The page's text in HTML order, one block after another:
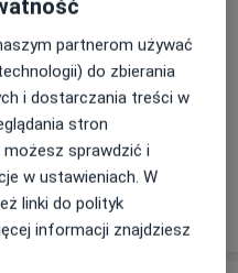
ceny?
partnerom używać
do zbierania
i dostarczania treści w
stron
sprawdzić i
w ustawieniach. W
linki do polityk
informacji znajdziesz